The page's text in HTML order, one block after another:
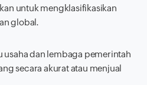
untuk mengklasifikasikan
global.
usaha dan lembaga pemerintah
secara akurat atau menjual